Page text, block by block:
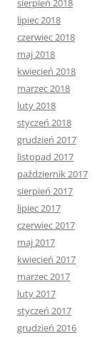
lipiec 2018
czerwiec 2018
maj 2018
kwiecień 2018
marzec 2018
luty 2018
styczeń 2018
grudzień 2017
listopad 2017
październik 2017
sierpień 2017
lipiec 2017
czerwiec 2017
maj 2017
kwiecień 2017
marzec 2017
luty 2017
styczeń 2017
grudzień 2016